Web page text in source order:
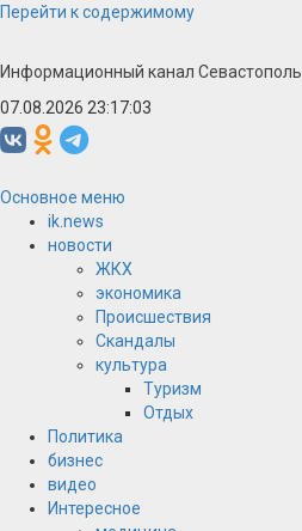
Перейти к содержимому
Информационный канал Севастополь
07.08.2026 23:17:03
Основное меню
ik.news
новости
ЖКХ
экономика
Происшествия
Скандалы
культура
Туризм
Отдых
Политика
бизнес
видео
Интересное